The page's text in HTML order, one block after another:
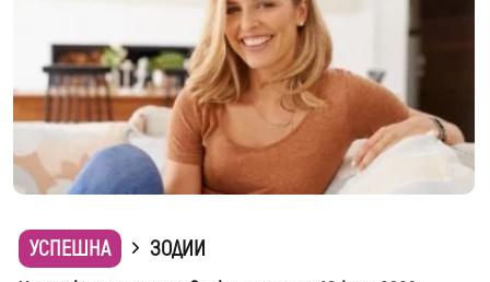
УСПЕШНА
ЗОДИИ